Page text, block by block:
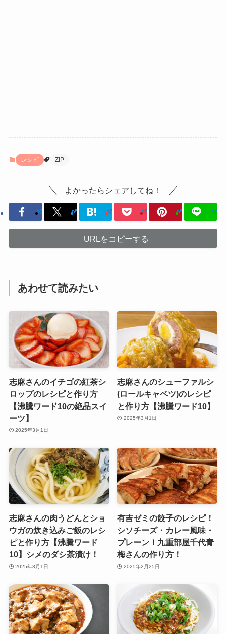
レシピ ZIP
よかったらシェアしてね！
URLをコピーする
あわせて読みたい
志麻さんのイチゴの紅茶シ
ロップのレシピと作り方
【沸騰ワード10の絶品スイ
ーツ】
2025年3月1日
志麻さんのシューファルシ
(ロールキャベツ)のレシピ
と作り方【沸騰ワード10】
2025年3月1日
志麻さんの肉うどんとショ
ウガの炊き込みご飯のレシ
ピと作り方【沸騰ワード
10】シメのダシ茶漬け！
2025年3月1日
有吉ゼミの餃子のレシピ！
シソチーズ・カレー風味・
プレーン！九重部屋千代青
梅さんの作り方！
2025年2月25日